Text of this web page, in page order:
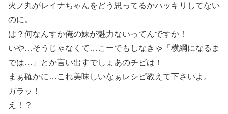
火ノ丸がレイナちゃんをどう思ってるかハッキリしてない
のに。
は？何なんすか俺の妹が魅力ないってんですか！
いや…そうじゃなくて…こーでもしなきゃ「横綱になるま
では…」とか言い出すでしょあのチビは！
まぁ確かに…これ美味しいなぁレシピ教えて下さいよ。
ガラッ！
え！？